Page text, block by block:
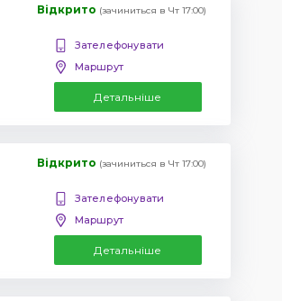
Відкрито (зачиниться в Чт 17:00)
Зателефонувати
Маршрут
Детальніше
Відкрито (зачиниться в Чт 17:00)
Зателефонувати
Маршрут
Детальніше